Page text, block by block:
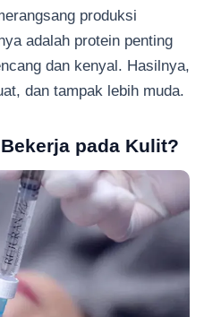
produksi
adalah protein penting
dan kenyal. Hasilnya,
dan tampak lebih muda.
pada Kulit?